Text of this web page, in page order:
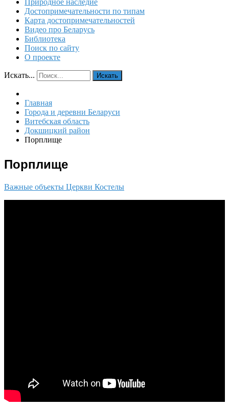
Природное наследие
Достопримечательности по типам
Карта достопримечательностей
Видео про Беларусь
Библиотека
Поиск по сайту
О проекте
Искать... Искать
Главная
Города и деревни Беларуси
Витебская область
Докшицкий район
Порплище
Порплище
Важные объекты Церкви Костелы